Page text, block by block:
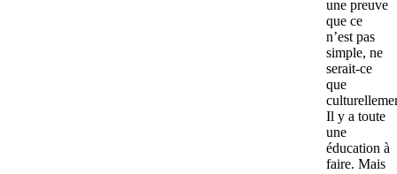
une preuve
que ce
n’est pas
simple, ne
serait-ce
que
Il y a toute
une
éducation à
faire. Mais